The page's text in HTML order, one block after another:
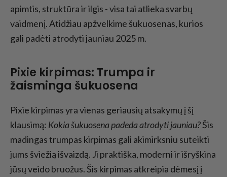
apimtis, struktūra ir ilgis - visa tai atlieka svarbų
vaidmenį. Atidžiau apžvelkime šukuosenas, kurios
gali padėti atrodyti jauniau 2025 m.
Pixie kirpimas: Trumpa ir
žaisminga šukuosena
Pixie kirpimas yra vienas geriausių atsakymų į šį
klausimą: Kokia šukuosena padeda atrodyti jauniau?Šis
madingas trumpas kirpimas gali akimirksniu suteikti
jums šviežią išvaizdą. Ji praktiška, moderni ir išryškina
jūsų veido bruožus. Šis kirpimas atkreipia dėmesį į